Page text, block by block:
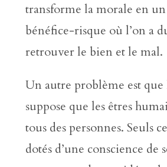
transforme la morale en
bénéfice-risque où l’on a
retrouver le bien et le mal.
Un autre problème est
suppose que les êtres
tous des personnes. Seuls
dotés d’une conscience de